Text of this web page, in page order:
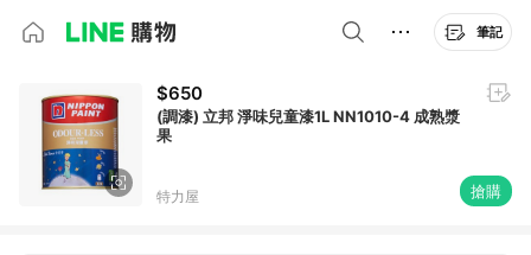
筆記
$650
(調漆) 立邦 淨味兒童漆1L NN1010-4 成熟漿
果
特力屋 搶購